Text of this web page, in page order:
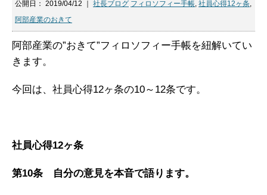
公開日： 2019/04/12 社長ブログ フィロソフィー手帳, 社員心得12ヶ条,
阿部産業のおきて
阿部産業の”おきて”フィロソフィー手帳を紐解いてい
きます。
今回は、社員心得12ヶ条の10～12条です。
社員心得12ヶ条
第10条 自分の意見を本音で語ります。